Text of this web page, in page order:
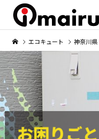
エコキュート 神奈川県